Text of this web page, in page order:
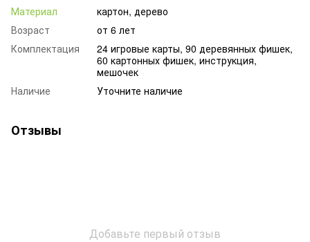
Материал
картон, дерево
Возраст
от 6 лет
Комплектация
24 игровые карты, 90 деревянных фишек,
60 картонных фишек, инструкция,
мешочек
Наличие
Уточните наличие
Отзывы
Добавьте первый отзыв